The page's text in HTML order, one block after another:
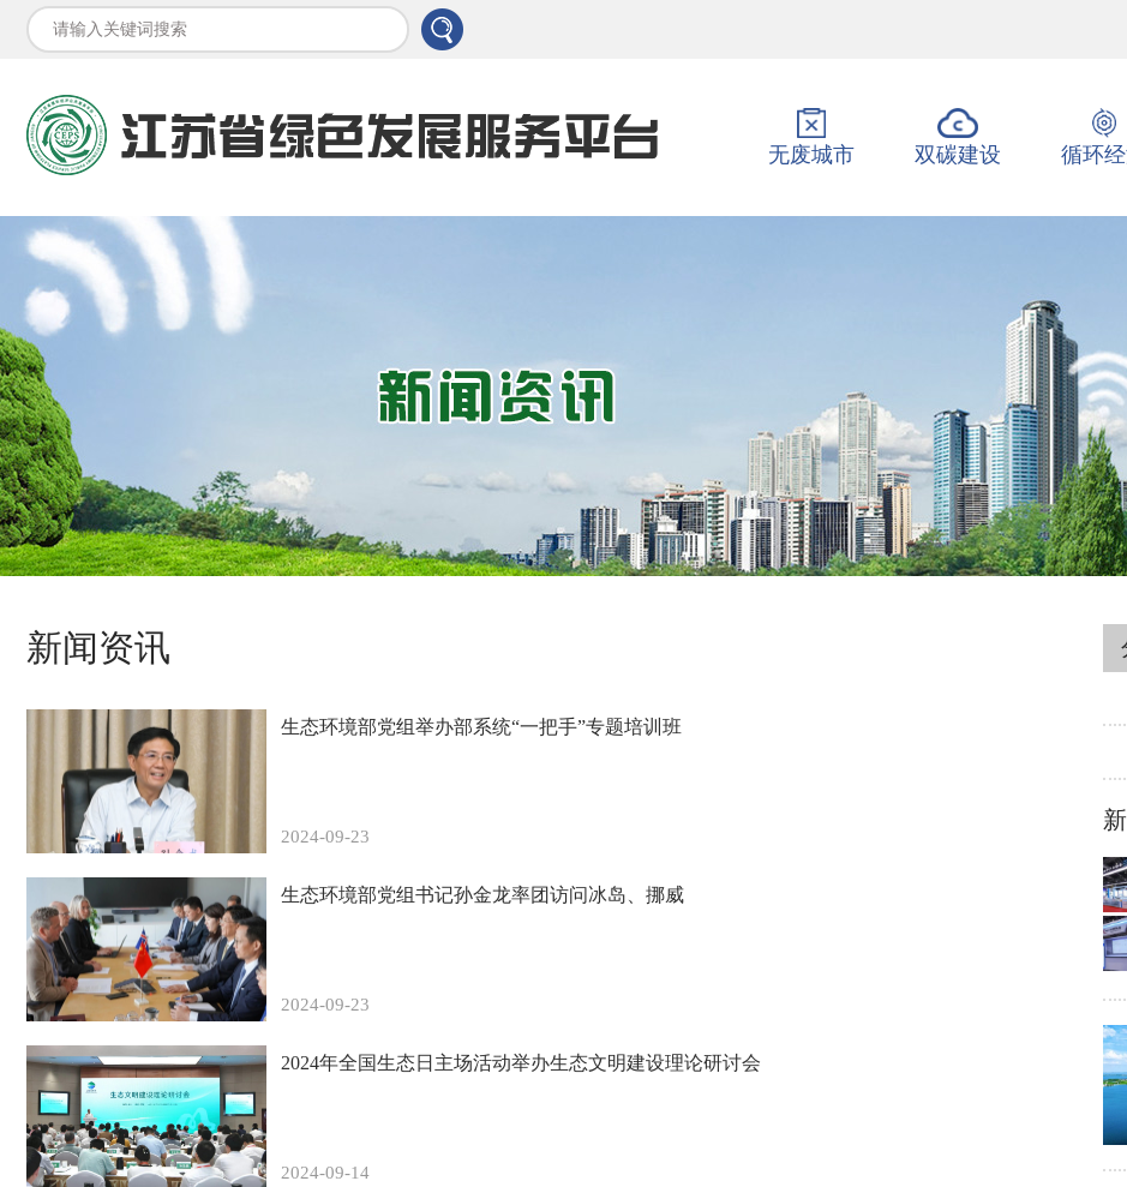
无废城市 双碳建设 循环
新闻资讯
生态环境部党组举办部系统“一把手”专题培训班
2024-09-23
生态环境部党组书记孙金龙率团访问冰岛、挪威
2024-09-23
2024年全国生态日主场活动举办生态文明建设理论研讨会
2024-09-14